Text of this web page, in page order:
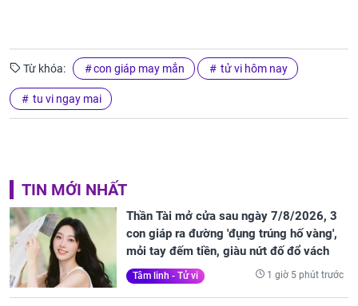
Từ khóa: con giáp may mắn tử vi hôm nay
tu vi ngay mai
TIN MỚI NHẤT
Thần Tài mở cửa sau ngày 7/8/2026, 3
con giáp ra đường 'đụng trúng hố vàng',
mỏi tay đếm tiền, giàu nứt đố đổ vách
Tâm linh - Tử vi 1 giờ 5 phút trước